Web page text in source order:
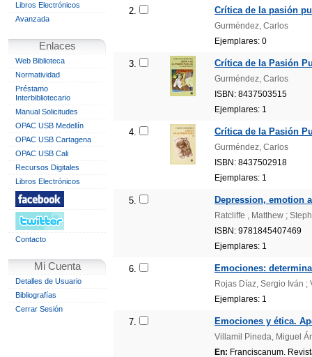
Libros Electrónicos
Avanzada
Enlaces
Web Biblioteca
Normatividad
Préstamo
Interbibliotecario
Manual Solicitudes
OPAC USB Medellín
OPAC USB Cartagena
OPAC USB Cali
Recursos Digitales
Libros Electrónicos
Contacto
Mi Cuenta
Detalles de Usuario
Bibliografías
Cerrar Sesión
2. Crítica de la pasión
Gurméndez, Carlos
Ejemplares: 0
3. Crítica de la Pasión
Gurméndez, Carlos
ISBN: 8437503515
Ejemplares: 1
4. Crítica de la Pasión
Gurméndez, Carlos
ISBN: 8437502918
Ejemplares: 1
5. Depression, emotion
Ratcliffe , Matthew ;
ISBN: 9781845407469
Ejemplares: 1
6. Emociones:
Rojas Díaz, Sergio Iván
Ejemplares: 1
7. Emociones y ética.
Villamil Pineda, Miguel
En: Franciscanum.